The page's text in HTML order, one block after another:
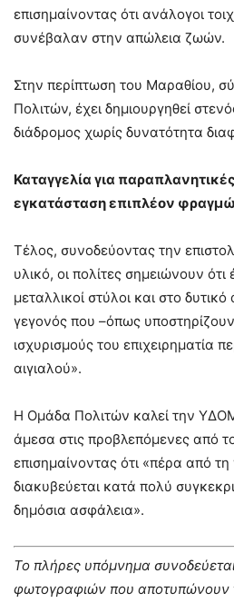
επισημαίνοντας ότι ανάλογοι
συνέβαλαν στην απώλεια ζωών.
Στην περίπτωση του Μαραθίου,
Πολιτών, έχει δημιουργηθεί
διάδρομος χωρίς δυνατότητα
Καταγγελία για
εγκατάσταση επιπλέον
Τέλος, συνοδεύοντας την
υλικό, οι πολίτες σημειώνουν
μεταλλικοί στύλοι και στο
γεγονός που –όπως
ισχυρισμούς του επιχειρηματία
αιγιαλού».
Η Ομάδα Πολιτών καλεί την
άμεσα στις προβλεπόμενες από
επισημαίνοντας ότι «πέρα από τη
διακυβεύεται κατά πολύ
δημόσια ασφάλεια».
Το πλήρες υπόμνημα
φωτογραφιών που αποτυπώνουν